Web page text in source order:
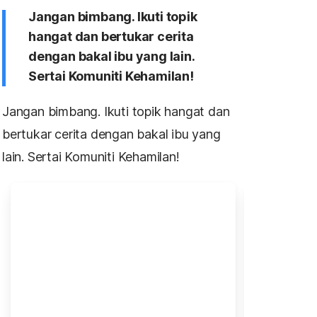
Jangan bimbang. Ikuti topik
hangat dan bertukar cerita
dengan bakal ibu yang lain.
Sertai Komuniti Kehamilan!
Jangan bimbang. Ikuti topik hangat dan
bertukar cerita dengan bakal ibu yang
lain. Sertai Komuniti Kehamilan!